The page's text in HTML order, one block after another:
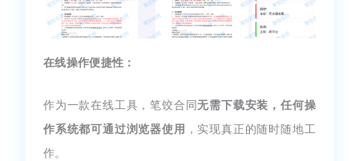
在线操作便捷性：
作为一款在线工具，笔饺合同无需下载安装，任何操
作系统都可通过浏览器使用 ，实现真正的随时随地工
作。